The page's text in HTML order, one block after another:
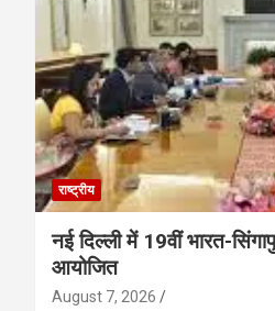
राष्ट्रीय
नई दिल्ली में 19वीं भारत-
आयोजित
August 7, 2026